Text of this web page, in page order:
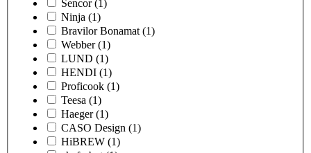
Sencor (1)
Ninja (1)
Bravilor Bonamat (1)
Webber (1)
LUND (1)
HENDI (1)
Proficook (1)
Teesa (1)
Haeger (1)
CASO Design (1)
HiBREW (1)